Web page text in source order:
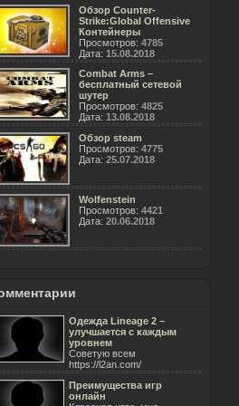
Обзор Counter-
Strike:Global Offensive
Контейнеры
Просмотров: 4785
Дата: 15.08.2018
Combat Arms –
бесплатный сетевой
шутер
Просмотров: 4825
Дата: 13.08.2018
Обзор steam
Просмотров: 4775
Дата: 25.07.2018
Wolfenstein
Просмотров: 4421
Дата: 20.06.2018
Одежда Lineage 2 –
улучшается с каждым
уровнем
Советую всем
https://l2an.com/
Преимущества игр
онлайн